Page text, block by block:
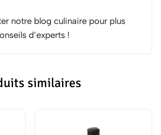
notre blog culinaire pour plus
d’experts !
similaires